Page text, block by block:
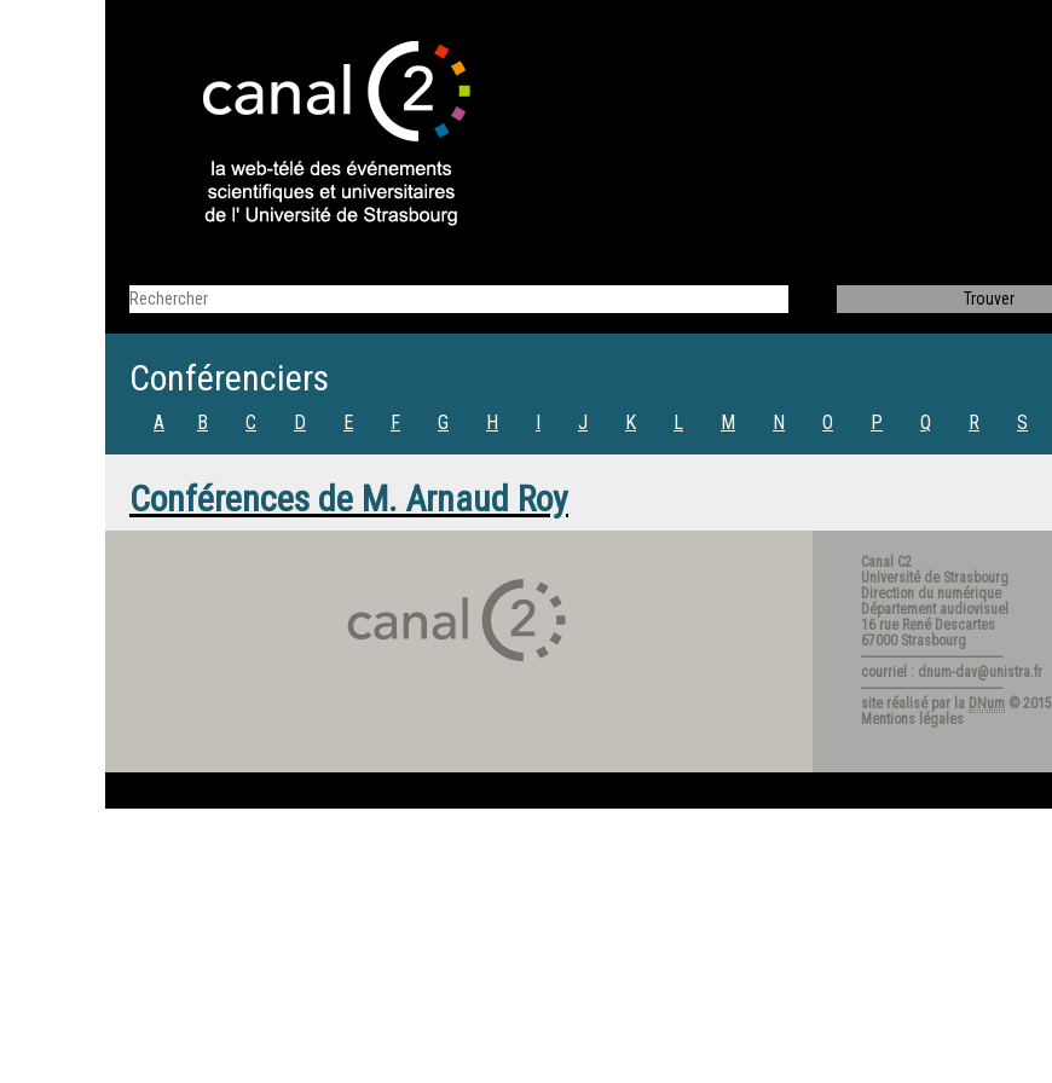
Conférenciers
A B C D E F G H I J K L M N O P Q R S
Conférences de M. Arnaud Roy
Canal C2
Université de Strasbourg
Direction du numérique
Département audiovisuel
16 rue René Descartes
67000 Strasbourg
---------------------------------------
courriel : dnum-dav@unistra.fr
---------------------------------------
site réalisé par la DNum © 2015
Mentions légales